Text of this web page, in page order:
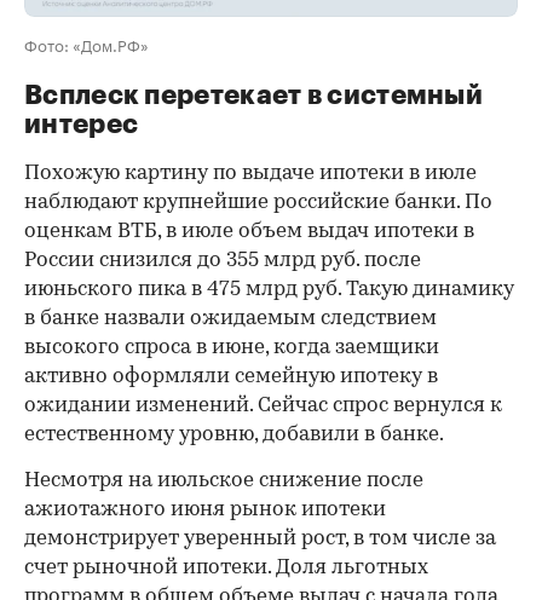
Фото: «Дом.РФ»
Всплеск перетекает в системный
интерес
Похожую картину по выдаче ипотеки в июле
наблюдают крупнейшие российские банки. По
оценкам ВТБ, в июле объем выдач ипотеки в
России снизился до 355 млрд руб. после
июньского пика в 475 млрд руб. Такую динамику
в банке назвали ожидаемым следствием
высокого спроса в июне, когда заемщики
активно оформляли семейную ипотеку в
ожидании изменений. Сейчас спрос вернулся к
естественному уровню, добавили в банке.
Несмотря на июльское снижение после
ажиотажного июня рынок ипотеки
демонстрирует уверенный рост, в том числе за
счет рыночной ипотеки. Доля льготных